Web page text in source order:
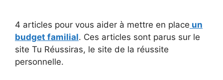
4 articles pour vous aider à mettre en place un
budget familial. Ces articles sont parus sur le
site Tu Réussiras, le site de la réussite
personnelle.